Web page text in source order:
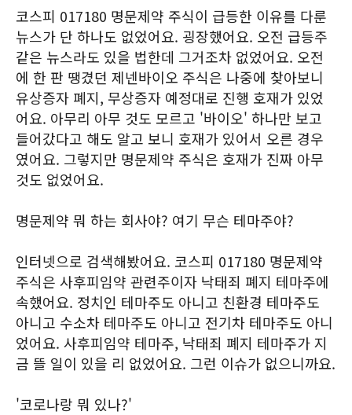
코스피 017180 명문제약 주식이 급등한 이유를 다룬
뉴스가 단 하나도 없었어요. 굉장했어요. 오전 급등주
같은 뉴스라도 있을 법한데 그거조차 없었어요. 오전
에 한 판 땡겼던 제넨바이오 주식은 나중에 찾아보니
유상증자 폐지, 무상증자 예정대로 진행 호재가 있었
어요. 아무리 아무 것도 모르고 '바이오' 하나만 보고
들어갔다고 해도 알고 보니 호재가 있어서 오른 경우
였어요. 그렇지만 명문제약 주식은 호재가 진짜 아무
것도 없었어요.
명문제약 뭐 하는 회사야? 여기 무슨 테마주야?
인터넷으로 검색해봤어요. 코스피 017180 명문제약
주식은 사후피임약 관련주이자 낙태죄 폐지 테마주에
속했어요. 정치인 테마주도 아니고 친환경 테마주도
아니고 수소차 테마주도 아니고 전기차 테마주도 아니
었어요. 사후피임약 테마주, 낙태죄 폐지 테마주가 지
금 뜰 일이 있을 리 없었어요. 그런 이슈가 없으니까요.
'코로나랑 뭐 있나?'